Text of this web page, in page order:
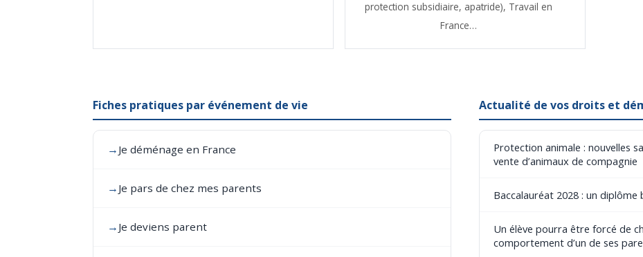
protection subsidiaire, apatride), Travail en
France…
Fiches pratiques par événement de vie
→ Je déménage en France
→ Je pars de chez mes parents
→ Je deviens parent
Actualité de vos droits et
Protection animale : nouvelles
vente d’animaux de compagnie
Baccalauréat 2028 : un
Un élève pourra être forcé de
comportement d’un de ses